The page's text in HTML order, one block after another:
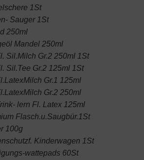
1St
Sauger 1St
250ml
Mandel 250ml
Sil.Milch Gr.2 250ml 1St
Sil.Tee Gr.2 125ml 1St
Gr.1 125ml
Gr.2 250ml
lern Fl. Latex 125ml
Flasch.u.Saugbür.1St
100g
Kinderwagen 1St
wattepads 60St